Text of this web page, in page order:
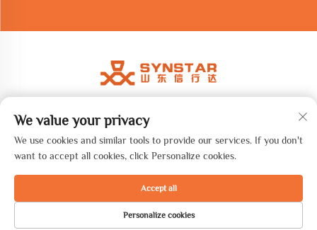
Copyright © 2026 Shandong synstar Intelligent Technology Co., Ltd.
We value your privacy
We use cookies and similar tools to provide our services. If you don't
want to accept all cookies, click Personalize cookies.
Personalize cookies
Accept all